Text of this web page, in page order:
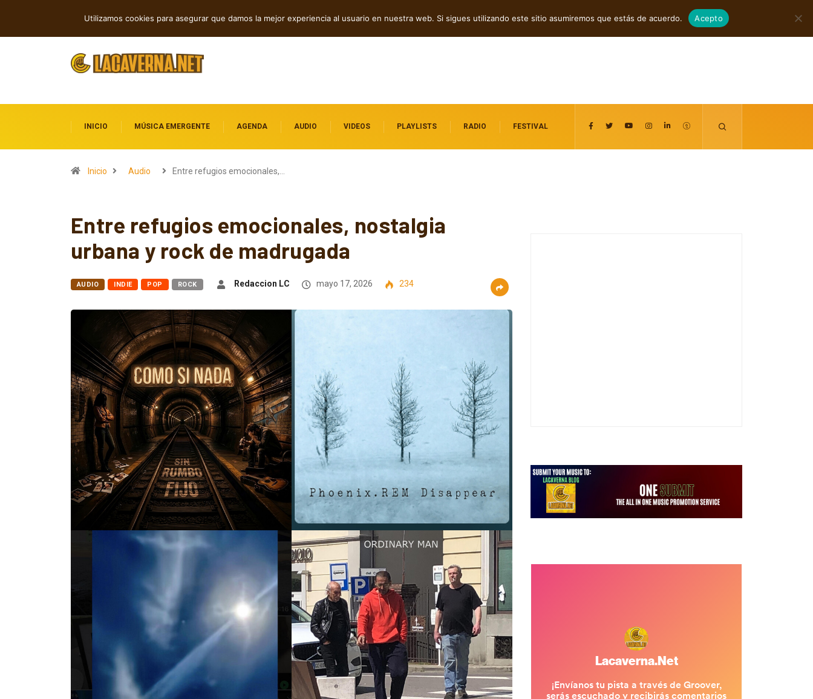
agosto 7, 2026
Entre refugios emocionales,…
Entre refugios emocionales, nostalgia
urbana y rock de madrugada
AUDIO INDIE POP ROCK mayo 17, 2026
Utilizamos cookies para asegurar que damos la mejor experiencia al usuario en nuestra web. Si sigues utilizando este sitio asumiremos que estás de acuerdo. Acepto